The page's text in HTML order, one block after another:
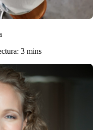
3 mins